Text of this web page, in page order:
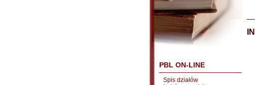
PBL ON-LINE
Spis działów